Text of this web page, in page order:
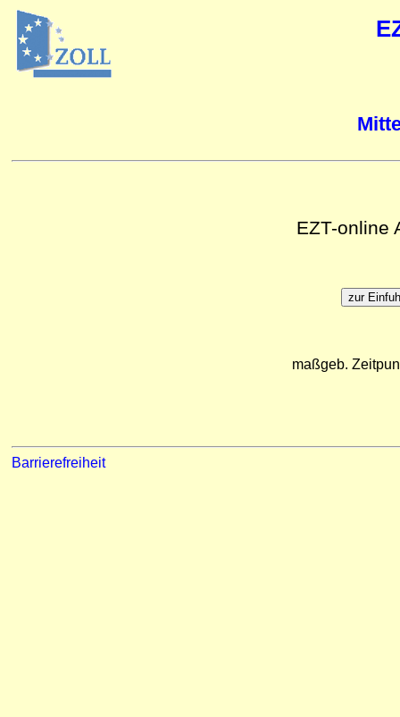
EZT-online
maßgeb.
Barrierefreiheit